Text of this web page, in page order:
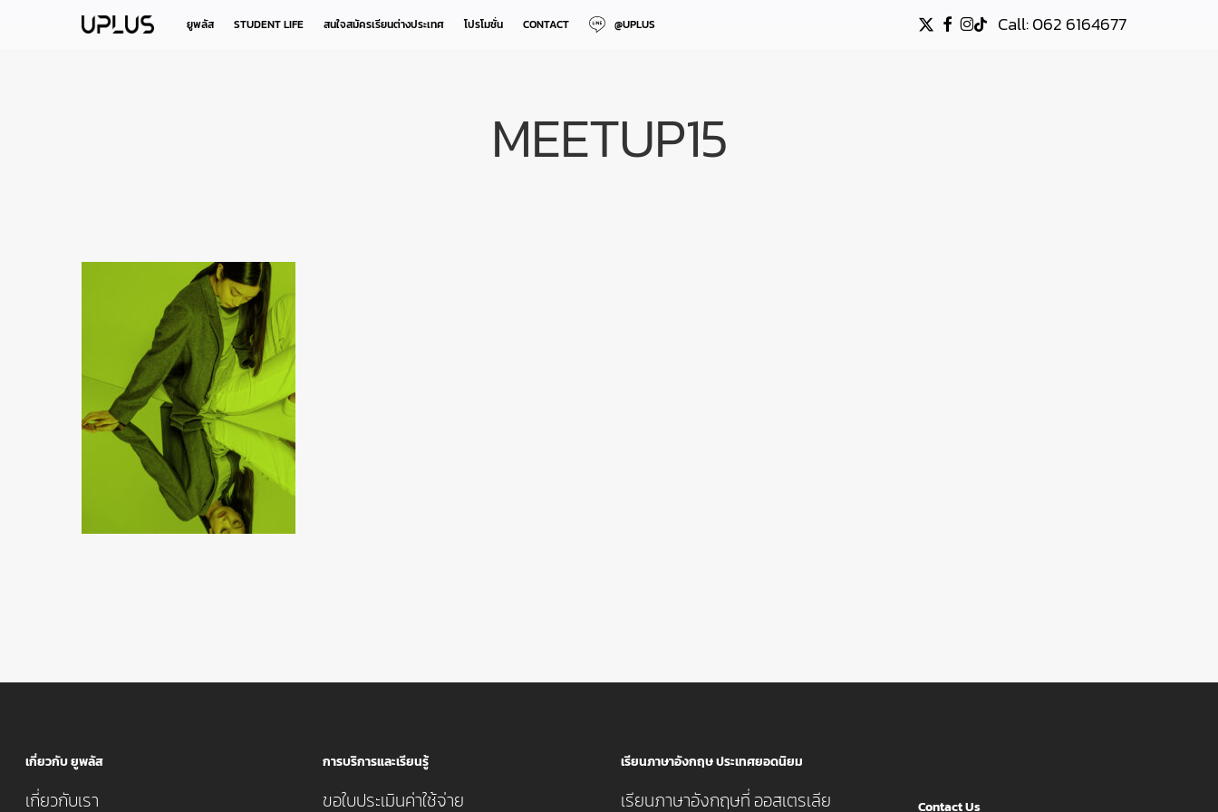
ยูพลัส STUDENT LIFE สนใจสมัครเรียนต่างประเทศ โปรโมชั่น CONTACT @UPLUS Call: 062 6164677
X-
TWITTER
FACEBOOK
INSTAGRAM
TIKTOK
MEETUP15
เกี่ยวกับ ยูพลัส
เกี่ยวกับเรา
การบริการและเรียนรู้
ขอใบประเมินค่าใช้จ่าย
เรียนภาษาอังกฤษ ประเทศยอดนิยม
เรียนภาษาอังกฤษที่ ออสเตรเลีย Contact Us